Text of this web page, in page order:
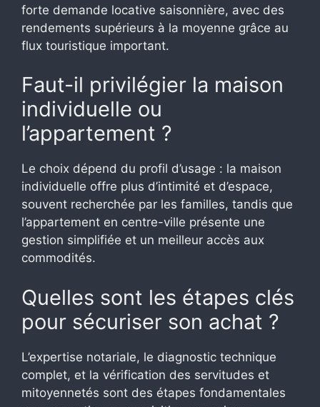
forte demande locative saisonnière, avec des
rendements supérieurs à la moyenne grâce au
flux touristique important.
Faut-il privilégier la maison
individuelle ou
l’appartement ?
Le choix dépend du profil d’usage : la maison
individuelle offre plus d’intimité et d’espace,
souvent recherchée par les familles, tandis que
l’appartement en centre-ville présente une
gestion simplifiée et un meilleur accès aux
commodités.
Quelles sont les étapes clés
pour sécuriser son achat ?
L’expertise notariale, le diagnostic technique
complet, et la vérification des servitudes et
mitoyennetés sont des étapes fondamentales